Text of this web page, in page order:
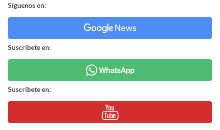
Síguenos en:
Suscríbete en:
Suscríbete en: